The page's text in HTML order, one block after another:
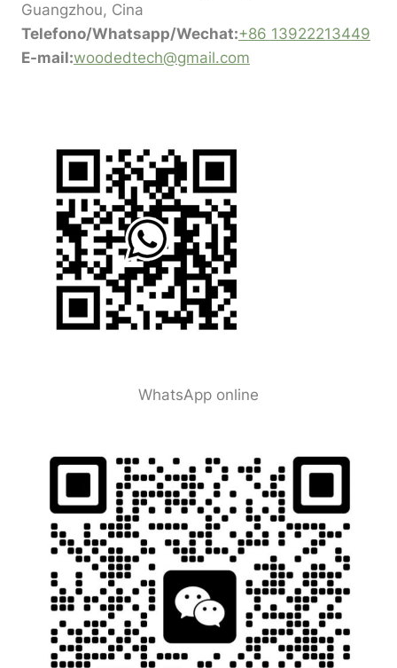
Guangzhou, Cina
Telefono/Whatsapp/Wechat:+86 13922213449
E-mail:woodedtech@gmail.com
WhatsApp online